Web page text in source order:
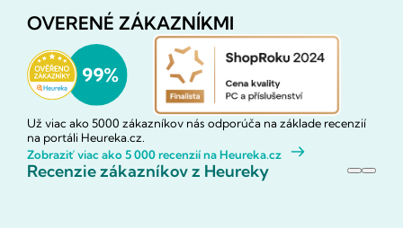
OVERENÉ ZÁKAZNÍKMI
Už viac ako 5000 zákazníkov nás odporúča na základe recenzií
na portáli Heureka.cz.
Zobraziť viac ako 5 000 recenzií na Heureka.cz
Recenzie zákazníkov z Heureky